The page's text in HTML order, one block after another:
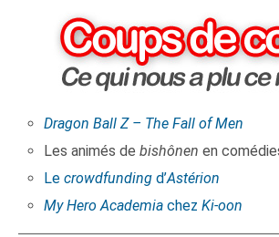
Dragon Ball Z – The Fall of Men
Les animés de bishônenen
Le crowdfunding d’Astérion
My Hero Academia chezKi-oon